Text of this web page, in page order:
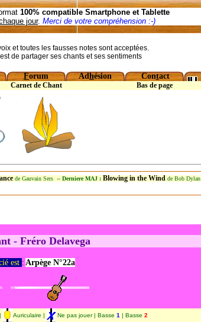
100% compatible Smartphone et Tablette
jour. Merci de votre compréhension :-)
et toutes les fausses notes sont acceptées.
de partager ses chants et ses sentiments
Forum Adhésion Contact
Carnet de Chant Bas de page
de Gauvain Sers -- Derniere MAJ : Blowing in the Wind de Bob Dylan
- Fréro Delavega
est : Arpège N°22a
Auriculaire | Ne pas jouer | Basse 1 | Basse 2